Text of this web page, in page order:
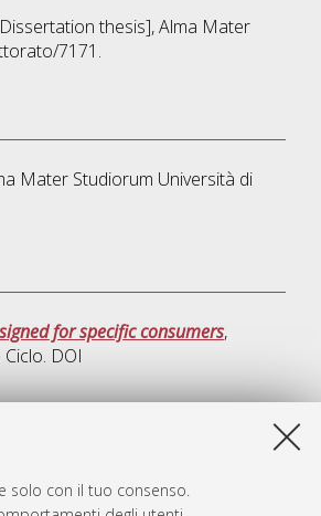
solo con il tuo consenso.
thesis], Alma Mater
7171.
Mater Studiorum Università di
for specific consumers,
Ciclo. DOI
il Thu Aug 6 20:46:58 2026 CEST.